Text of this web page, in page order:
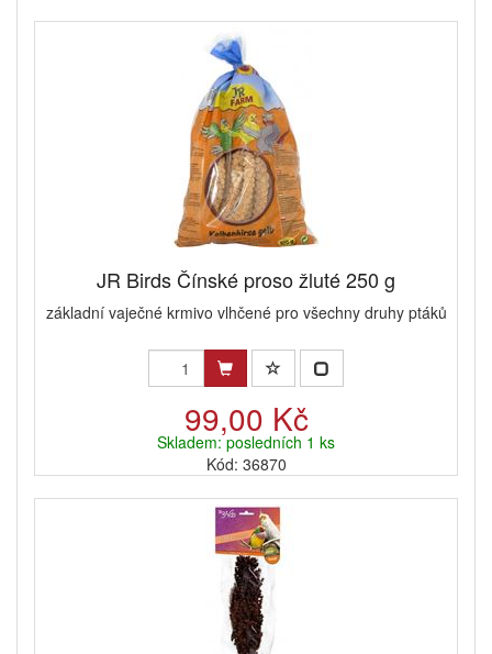
JR Birds Čínské proso žluté 250 g
základní vaječné krmivo vlhčené pro všechny druhy ptáků
99,00 Kč
Skladem: posledních 1 ks
Kód: 36870